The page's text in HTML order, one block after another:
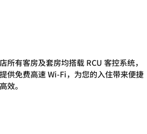
所有客房及套房均搭载 RCU 客控系统，
供免费高速 Wi-Fi，为您的入住带来便捷
效。